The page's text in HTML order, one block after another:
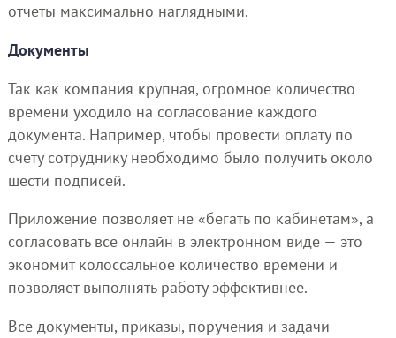
отчеты максимально наглядными.
Документы
Так как компания крупная, огромное количество
времени уходило на согласование каждого
документа. Например, чтобы провести оплату по
счету сотруднику необходимо было получить около
шести подписей.
Приложение позволяет не «бегать по кабинетам», а
согласовать все онлайн в электронном виде — это
экономит колоссальное количество времени и
позволяет выполнять работу эффективнее.
Все документы, приказы, поручения и задачи